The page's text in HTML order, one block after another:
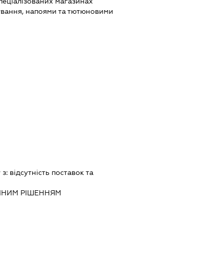
напоями та тютюновими
з: вiдсутнiсть поставок та
РIШЕННЯМ